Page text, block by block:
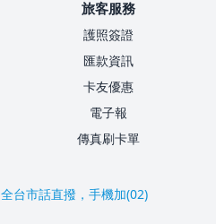
旅客服務
護照簽證
匯款資訊
卡友優惠
電子報
傳真刷卡單
全台市話直撥，手機加(02)